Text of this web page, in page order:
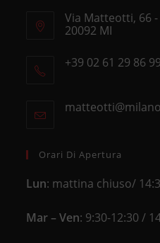
Via Matteotti, 66
20092 MI
in
+39 02 61 29 86 99
your
Orari Di Apertura
Lun: mattina chiuso/
Mar – Ven: 9:30-12:30 /